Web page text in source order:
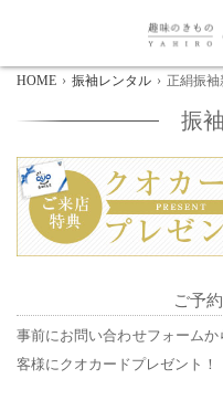
HOME 振袖レンタル 正絹振袖
振
ご予
事前にお問い合わせフォーム
客様にクオカードプレゼント！